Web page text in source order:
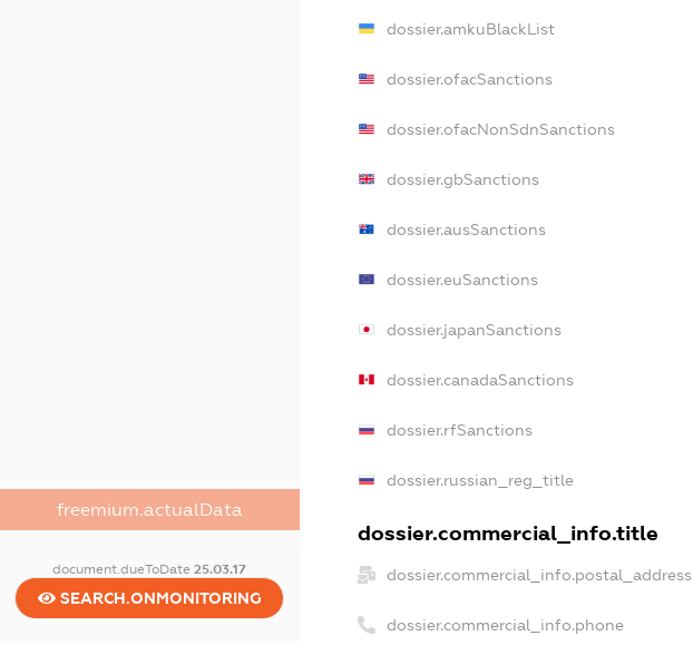
freemium.actualData
document.dueToDate25.03.17
SEARCH.ONMONITORING
dossier.amkuBlackList
dossier.ofacSanctions
dossier.ofacNonSdnSanctions
dossier.gbSanctions
dossier.ausSanctions
dossier.euSanctions
dossier.japanSanctions
dossier.canadaSanctions
dossier.rfSanctions
dossier.russian_reg_title
dossier.commercial_info.title
dossier.commercial_info.postal_address
dossier.commercial_info.phone